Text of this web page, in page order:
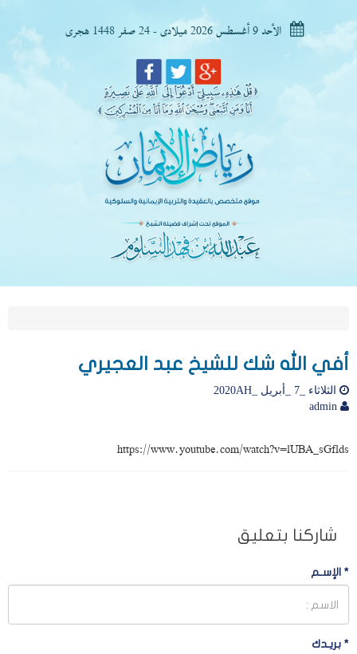
الأحد 9 أغسطس 2026 ميلادى - 24 صفر 1448 هجرى
أفي الله شك للشيخ عبد العجيري
الثلاثاء _7 _أبريل _2020AH
https://www.youtube.com/watch?v=lUBA_sGflds
شاركنا بتعليق
* الإسـم
* بريـدك